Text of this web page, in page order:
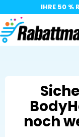
IHRE 50 %
noch